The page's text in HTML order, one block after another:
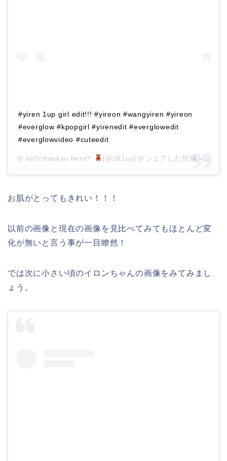
#yiren 1up girl edit!!! #yireon #wangyiren #yireon
#everglow #kpopgirl #yirenedit #everglowedit
#everglowvideo #cuteedit
@ softchaekyu here!! (@sft1up)がシェアした投稿 –
お肌がとってもきれい！！！
以前の画像と現在の画像を見比べてみてもほとんど変
化が無いと言う事が一目瞭然！
では次に小さい頃のイロンちゃんの画像をみてみまし
ょう。